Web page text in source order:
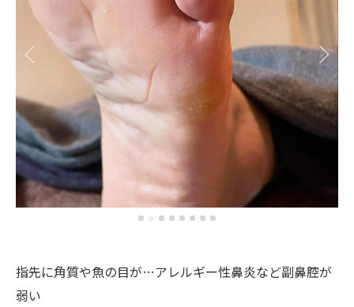
指先に角質や魚の目が…アレルギー性鼻炎など副鼻腔が
弱い